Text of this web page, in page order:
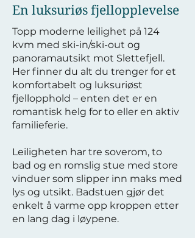
En luksuriøs fjellopplevelse
Topp moderne leilighet på 124
kvm med ski-in/ski-out og
panoramautsikt mot Slettefjell.
Her finner du alt du trenger for et
komfortabelt og luksuriøst
fjellopphold – enten det er en
romantisk helg for to eller en aktiv
familieferie.
Leiligheten har tre soverom, to
bad og en romslig stue med store
vinduer som slipper inn maks med
lys og utsikt. Badstuen gjør det
enkelt å varme opp kroppen etter
en lang dag i løypene.